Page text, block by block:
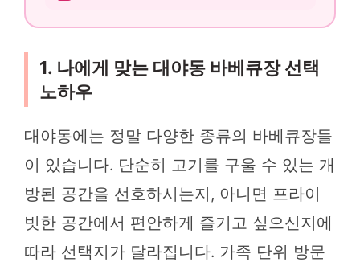
1. 나에게 맞는 대야동 바베큐장 선택
노하우
대야동에는 정말 다양한 종류의 바베큐장들
이 있습니다. 단순히 고기를 구울 수 있는 개
방된 공간을 선호하시는지, 아니면 프라이
빗한 공간에서 편안하게 즐기고 싶으신지에
따라 선택지가 달라집니다. 가족 단위 방문